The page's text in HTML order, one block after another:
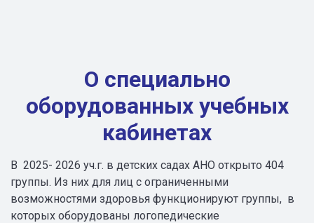
О специально
оборудованных учебных
кабинетах
В 2025- 2026 уч.г. в детских садах АНО открыто 404
группы. Из них для лиц с ограниченными
возможностями здоровья функционируют группы, в
которых оборудованы логопедические